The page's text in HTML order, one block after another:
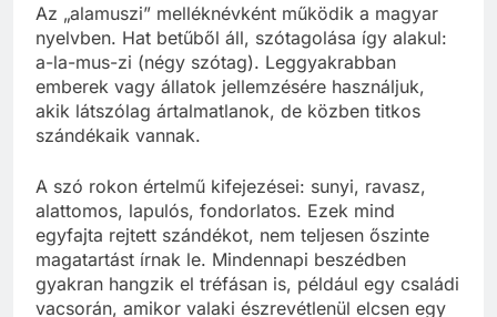
Az „alamuszi” melléknévként működik a magyar
nyelvben. Hat betűből áll, szótagolása így alakul:
a-la-mus-zi (négy szótag). Leggyakrabban
emberek vagy állatok jellemzésére használjuk,
akik látszólag ártalmatlanok, de közben titkos
szándékaik vannak.
A szó rokon értelmű kifejezései: sunyi, ravasz,
alattomos, lapulós, fondorlatos. Ezek mind
egyfajta rejtett szándékot, nem teljesen őszinte
magatartást írnak le. Mindennapi beszédben
gyakran hangzik el tréfásan is, például egy családi
vacsorán, amikor valaki észrevétlenül elcsen egy